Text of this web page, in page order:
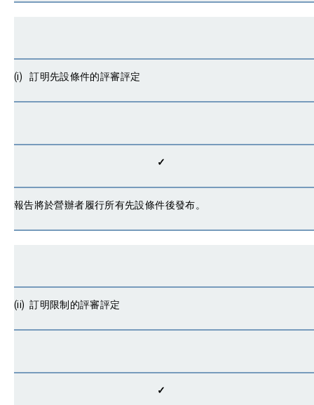
(i) 訂明先設條件的評審評定
✓
報告將於營辦者履行所有先設條件後發布。
(ii) 訂明限制的評審評定
✓